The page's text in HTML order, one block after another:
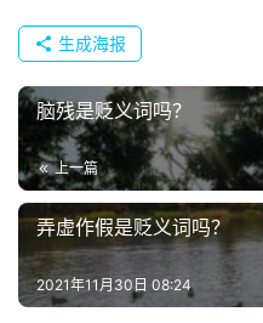
生成海报
脑残是贬义词吗？
上一篇
弄虚作假是贬义词吗？
2021年11月30日 08:24